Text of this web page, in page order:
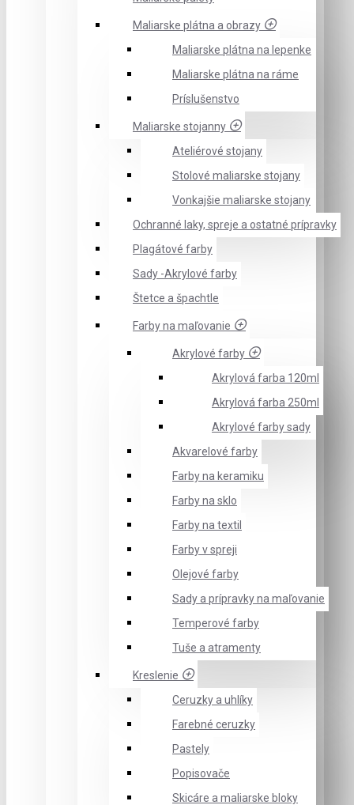
Maliarske plátna a obrazy
Maliarske plátna na lepenke
Maliarske plátna na ráme
Príslušenstvo
Maliarske stojanny
Ateliérové stojany
Stolové maliarske stojany
Vonkajšie maliarske stojany
Ochranné laky, spreje a ostatné prípravky
Plagátové farby
Sady -Akrylové farby
Štetce a špachtle
Farby na maľovanie
Akrylové farby
Akrylová farba 120ml
Akrylová farba 250ml
Akrylové farby sady
Akvarelové farby
Farby na keramiku
Farby na sklo
Farby na textil
Farby v spreji
Olejové farby
Sady a prípravky na maľovanie
Temperové farby
Tuše a atramenty
Kreslenie
Ceruzky a uhlíky
Farebné ceruzky
Pastely
Popisovače
Skicáre a maliarske bloky